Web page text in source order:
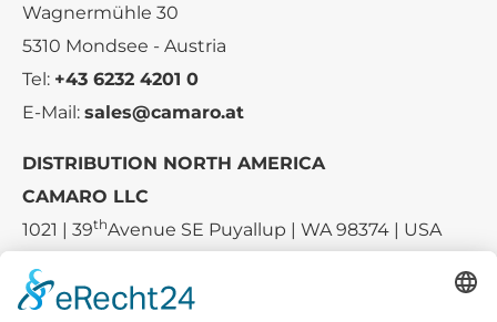
Wagnermühle 30
5310 Mondsee - Austria
Tel: +43 6232 4201 0
E-Mail: sales@camaro.at
DISTRIBUTION NORTH AMERICA
CAMARO LLC
1021 | 39thAvenue SE Puyallup | WA 98374 | USA
Tel.:+1 253-867-57 35